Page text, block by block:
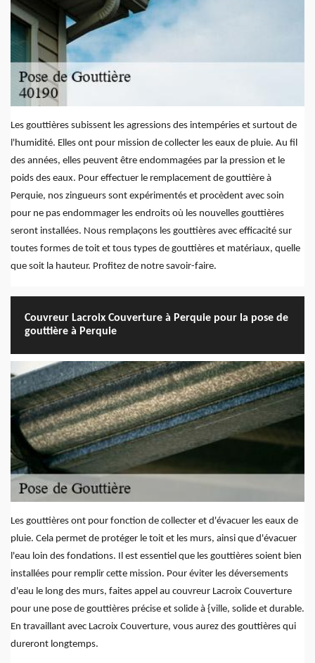
Les gouttières subissent les agressions des intempéries et surtout de
l'humidité. Elles ont pour mission de collecter les eaux de pluie. Au fil
des années, elles peuvent être endommagées par la pression et le
poids des eaux. Pour effectuer le remplacement de gouttière à
Perquie, nos zingueurs sont expérimentés et procèdent avec soin
pour ne pas endommager les endroits où les nouvelles gouttières
seront installées. Nous remplaçons les gouttières avec efficacité sur
toutes formes de toit et tous types de gouttières et matériaux, quelle
que soit la hauteur. Profitez de notre savoir-faire.
Couvreur Lacroix Couverture à Perquie pour la pose de
gouttière à Perquie
Les gouttières ont pour fonction de collecter et d'évacuer les eaux de
pluie. Cela permet de protéger le toit et les murs, ainsi que d'évacuer
l'eau loin des fondations. Il est essentiel que les gouttières soient bien
installées pour remplir cette mission. Pour éviter les déversements
d'eau le long des murs, faites appel au couvreur Lacroix Couverture
pour une pose de gouttières précise et solide à {ville, solide et durable.
En travaillant avec Lacroix Couverture, vous aurez des gouttières qui
dureront longtemps.